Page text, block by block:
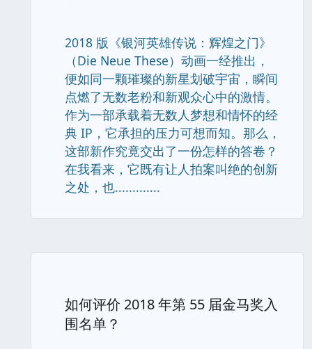
2018 版《银河英雄传说：辉煌之门》
（Die Neue These）动画一经推出，
便如同一颗璀璨的新星划破宇宙，瞬间
点燃了无数老粉和新观众心中的激情。
作为一部承载着无数人梦想和情怀的经
典 IP，它承担的压力可想而知。那么，
这部新作究竟交出了一份怎样的答卷？
在我看来，它既有让人拍案叫绝的创新
之处，也.............
如何评价 2018 年第 55 届金马奖入
围名单？